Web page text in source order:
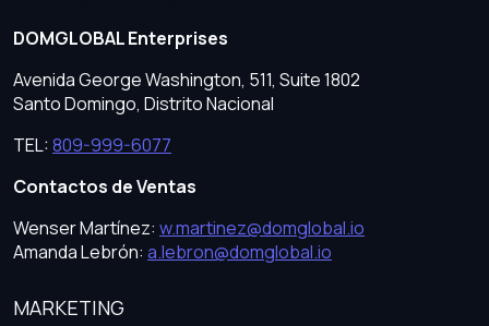
DOMGLOBAL Enterprises
Avenida George Washington, 511, Suite 1802
Santo Domingo, Distrito Nacional
TEL:809-999-6077
Contactos de Ventas
Wenser Martínez: w.martinez@domglobal.io
Amanda Lebrón: a.lebron@domglobal.io
MARKETING